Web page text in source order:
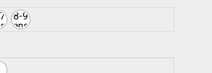
8-9
ans